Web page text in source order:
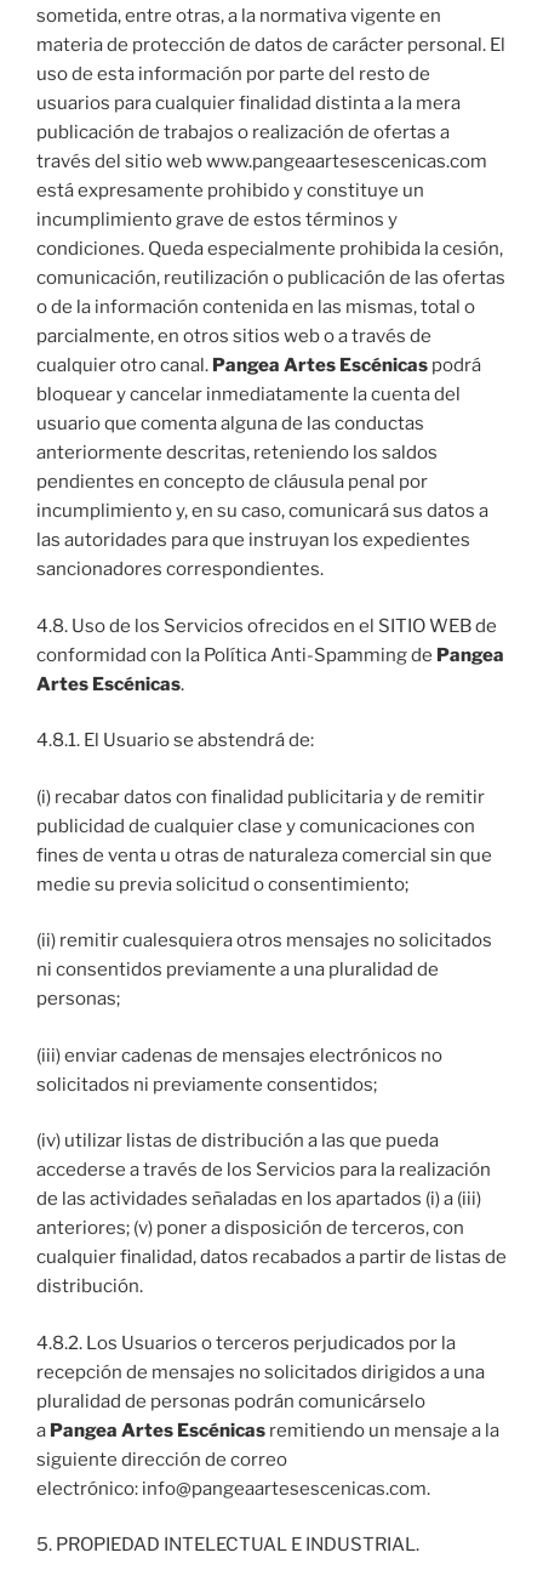
sometida, entre otras, a la normativa vigente en
materia de protección de datos de carácter personal. El
uso de esta información por parte del resto de
usuarios para cualquier finalidad distinta a la mera
publicación de trabajos o realización de ofertas a
través del sitio web www.pangeaartesescenicas.com
está expresamente prohibido y constituye un
incumplimiento grave de estos términos y
condiciones. Queda especialmente prohibida la cesión,
comunicación, reutilización o publicación de las ofertas
o de la información contenida en las mismas, total o
parcialmente, en otros sitios web o a través de
cualquier otro canal. Pangea Artes Escénicas podrá
bloquear y cancelar inmediatamente la cuenta del
usuario que comenta alguna de las conductas
anteriormente descritas, reteniendo los saldos
pendientes en concepto de cláusula penal por
incumplimiento y, en su caso, comunicará sus datos a
las autoridades para que instruyan los expedientes
sancionadores correspondientes.
4.8. Uso de los Servicios ofrecidos en el SITIO WEB de
conformidad con la Política Anti-Spamming de Pangea
Artes Escénicas.
4.8.1. El Usuario se abstendrá de:
(i) recabar datos con finalidad publicitaria y de remitir
publicidad de cualquier clase y comunicaciones con
fines de venta u otras de naturaleza comercial sin que
medie su previa solicitud o consentimiento;
(ii) remitir cualesquiera otros mensajes no solicitados
ni consentidos previamente a una pluralidad de
personas;
(iii) enviar cadenas de mensajes electrónicos no
solicitados ni previamente consentidos;
(iv) utilizar listas de distribución a las que pueda
accederse a través de los Servicios para la realización
de las actividades señaladas en los apartados (i) a (iii)
anteriores; (v) poner a disposición de terceros, con
cualquier finalidad, datos recabados a partir de listas de
distribución.
4.8.2. Los Usuarios o terceros perjudicados por la
recepción de mensajes no solicitados dirigidos a una
pluralidad de personas podrán comunicárselo
a Pangea Artes Escénicas remitiendo un mensaje a la
siguiente dirección de correo
electrónico: info@pangeaartesescenicas.com.
5. PROPIEDAD INTELECTUAL E INDUSTRIAL.